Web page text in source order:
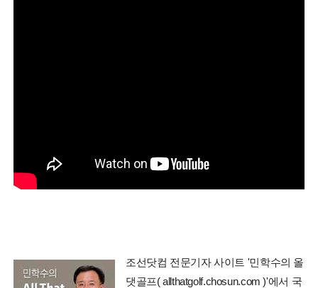
조선닷컴 전문기자 사이트 '민학수의 올
댓골프( allthatgolf.chosun.com )'에서 국